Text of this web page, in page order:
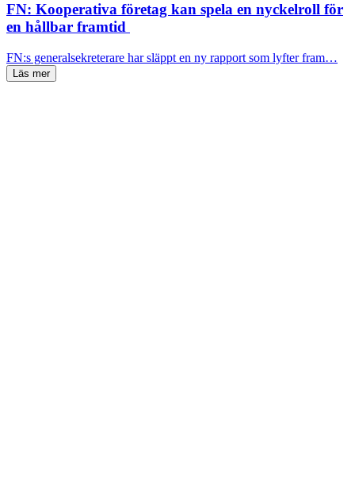
FN: Kooperativa företag kan spela en nyckelroll för
en hållbar framtid
FN:s generalsekreterare har släppt en ny rapport som lyfter fram…
Läs mer